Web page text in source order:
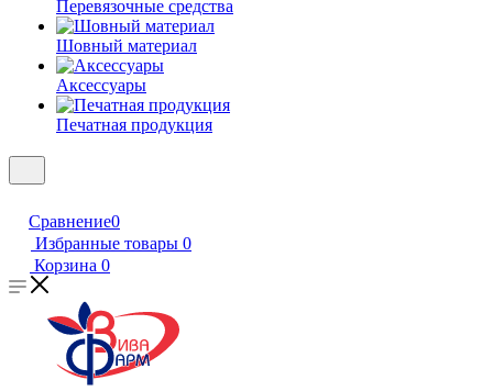
Перевязочные средства
Шовный материал
Аксессуары
Печатная продукция
Сравнение0
Избранные товары 0
Корзина 0